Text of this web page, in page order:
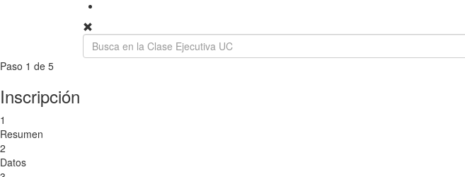
Paso 1 de 5
Inscripción
1
Resumen
2
Datos